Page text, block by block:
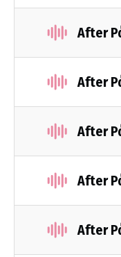
After
After
After
After
After